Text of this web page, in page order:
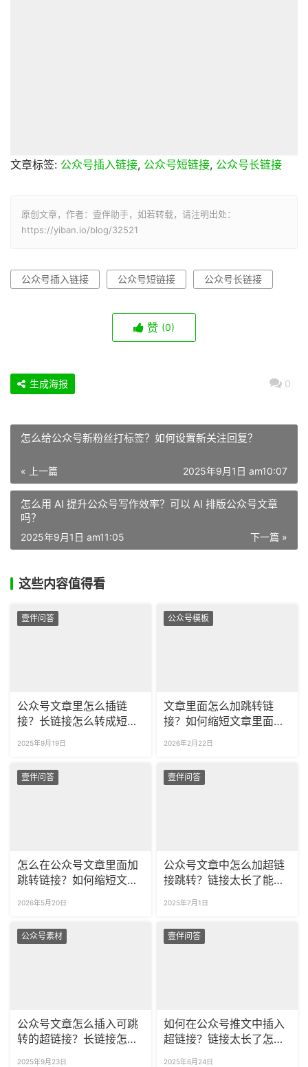
文章标签: 公众号插入链接, 公众号短链接, 公众号长链接
原创文章，作者：壹伴助手，如若转载，请注明出处：
https://yiban.io/blog/32521
公众号插入链接 公众号短链接 公众号长链接
赞 (0)
0
生成海报
怎么给公众号新粉丝打标签？如何设置新关注回复？
« 上一篇 2025年9月1日 am10:07
怎么用 AI 提升公众号写作效率？可以 AI 排版公众号文章
吗？
下一篇 »
2025年9月1日 am11:05
这些内容值得看
壹伴问答
公众号文章里怎么插链
接？长链接怎么转成短链
2025年9月19日
公众号模板
文章里面怎么加跳转链
接？如何缩短文章里面的
2026年2月22日
壹伴问答
怎么在公众号文章里面加
跳转链接？如何缩短文章
2026年5月20日
壹伴问答
公众号文章中怎么加超链
接跳转？链接太长了能缩
2025年7月1日
公众号素材
公众号文章怎么插入可跳
转的超链接？长链接怎么
2025年9月23日
壹伴问答
如何在公众号推文中插入
超链接？链接太长了怎么
2025年6月24日